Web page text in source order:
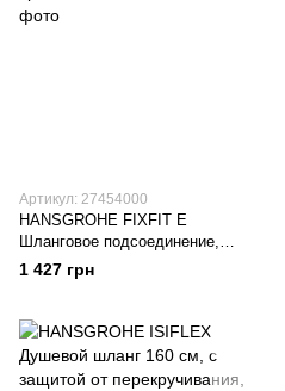
Артикул: 27454000
HANSGROHE FIXFIT E
Шланговое подсоединение,
хром, 27454000
1 427 грн